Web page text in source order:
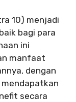
10) menjadi
bagi para
ini
manfaat
dengan
secara